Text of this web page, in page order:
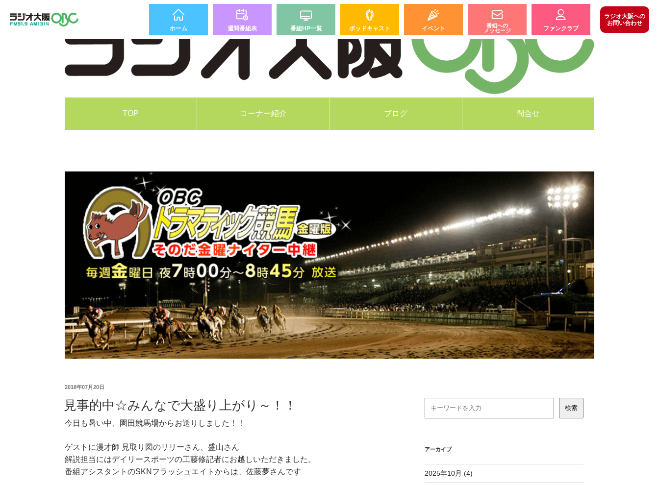
ホーム 週間番組表 番組HP一覧 ポッドキャスト イベント
番組への
メッセージ
ファンクラブ
ラジオ大阪への
お問い合わせ
TOP コーナー紹介 ブログ 問合せ
2018年07月20日
見事的中☆みんなで大盛り上がり～！！
今日も暑い中、園田競馬場からお送りしました！！
ゲストに漫才師 見取り図のリリーさん、盛山さん
解説担当にはデイリースポーツの工藤修記者にお越しいただきました。
番組アシスタントのSKNフラッシュエイトからは、佐藤夢さんです
アーカイブ
2025年10月 (4)